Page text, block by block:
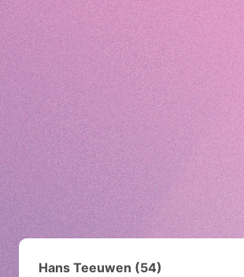
Hans Teeuwen (54)